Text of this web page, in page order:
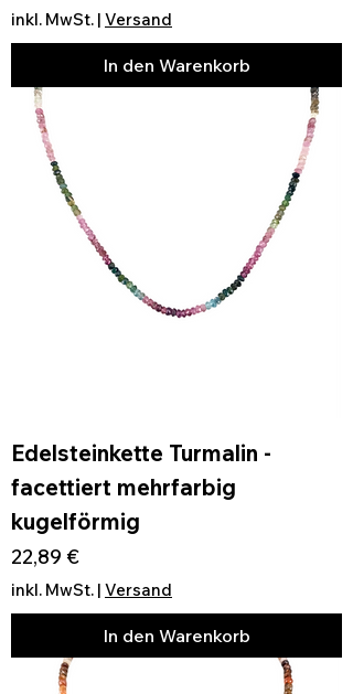
inkl. MwSt. | Versand
In den Warenkorb
Edelsteinkette Turmalin -
facettiert mehrfarbig
kugelförmig
Preis
22,89 €
inkl. MwSt. | Versand
In den Warenkorb